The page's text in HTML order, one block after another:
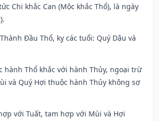
Chi khắc Can (Mộc khắc Thổ), là ngày
Đầu Thổ, kỵ các tuổi: Quý Dậu và
hành Thổ khắc với hành Thủy, ngoại trừ
và Quý Hợi thuộc hành Thủy không sợ
với Tuất, tam hợp với Mùi và Hợi